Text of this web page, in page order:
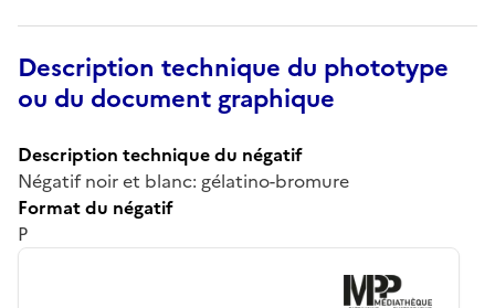
Description technique du phototype
ou du document graphique
Description technique du négatif
Négatif noir et blanc: gélatino-bromure
Format du négatif
P